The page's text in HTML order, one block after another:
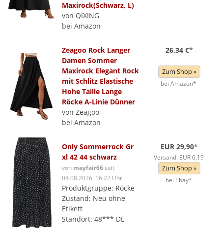
Maxirock(Schwarz, L)
von QIXING
bei Amazon
Zeagoo Rock Langer
Damen Sommer
Maxirock Elegant Rock
mit Schlitz Elastische
Hohe Taille Lange
Röcke A-Linie Dünner
von Zeagoo
bei Amazon
26,34 €*
Zum Shop »
bei Amazon*
Only Sommerrock Gr
xl 42 44 schwarz
von mayfair66seit
04.08.2026, 16:22 Uhr
Produktgruppe: Röcke
Zustand: Neu ohne
Etikett
Standort: 48*** DE
EUR 29,90*
Versand: EUR 6,19
Zum Shop »
bei Ebay*